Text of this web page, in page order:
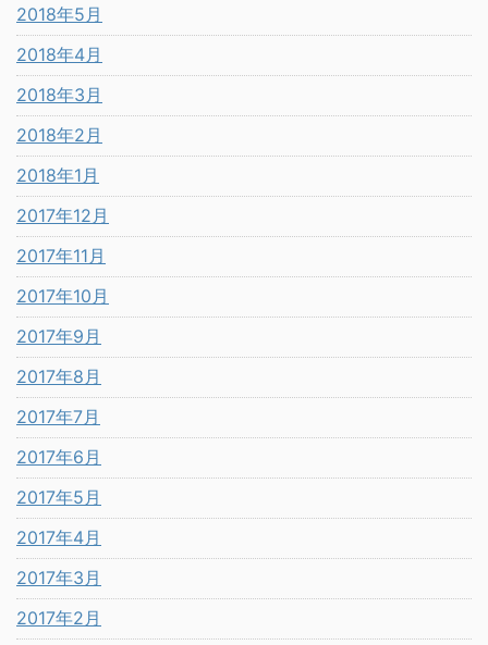
2018年5月
2018年4月
2018年3月
2018年2月
2018年1月
2017年12月
2017年11月
2017年10月
2017年9月
2017年8月
2017年7月
2017年6月
2017年5月
2017年4月
2017年3月
2017年2月